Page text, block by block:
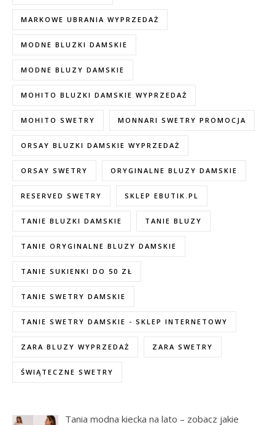
MARKOWE UBRANIA WYPRZEDAŻ
MODNE BLUZKI DAMSKIE
MODNE BLUZY DAMSKIE
MOHITO BLUZKI DAMSKIE WYPRZEDAŻ
MOHITO SWETRY MONNARI SWETRY PROMOCJA
ORSAY BLUZKI DAMSKIE WYPRZEDAŻ
ORSAY SWETRY ORYGINALNE BLUZY DAMSKIE
RESERVED SWETRY SKLEP EBUTIK.PL
TANIE BLUZKI DAMSKIE TANIE BLUZY
TANIE ORYGINALNE BLUZY DAMSKIE
TANIE SUKIENKI DO 50 ZŁ
TANIE SWETRY DAMSKIE
TANIE SWETRY DAMSKIE - SKLEP INTERNETOWY
ZARA BLUZY WYPRZEDAŻ ZARA SWETRY
ŚWIĄTECZNE SWETRY
Tania modna kiecka na lato – zobacz jakie